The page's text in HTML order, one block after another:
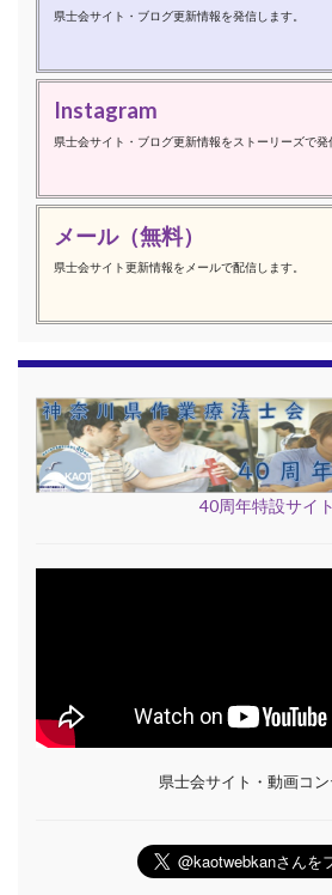
県士会サイト・ブログ更新情報を発信します。
Instagram
県士会サイト・ブログ更新情報をストーリーズで発
メール（無料）
県士会サイト更新情報をメールで配信します。
40周年特設サイト
県士会サイト・動画コ